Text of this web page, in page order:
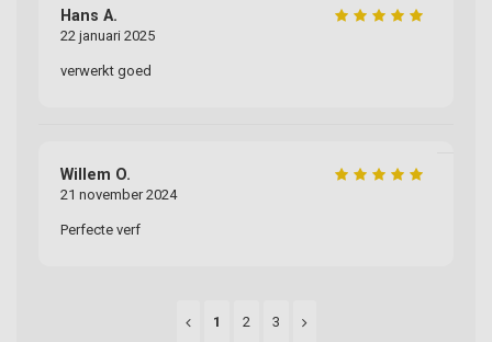
Hans A.
22 januari 2025
verwerkt goed
Willem O.
21 november 2024
Perfecte verf
1 2 3